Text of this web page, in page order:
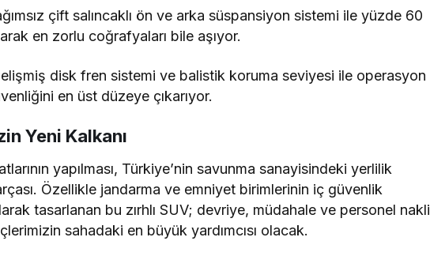
çift salıncaklı ön ve arka süspansiyon sistemi ile yüzde 60
en zorlu coğrafyaları bile aşıyor.
disk fren sistemi ve balistik koruma seviyesi ile operasyon
en üst düzeye çıkarıyor.
Yeni Kalkanı
yapılması, Türkiye’nin savunma sanayisindeki yerlilik
Özellikle jandarma ve emniyet birimlerinin iç güvenlik
tasarlanan bu zırhlı SUV; devriye, müdahale ve personel nakli
sahadaki en büyük yardımcısı olacak.